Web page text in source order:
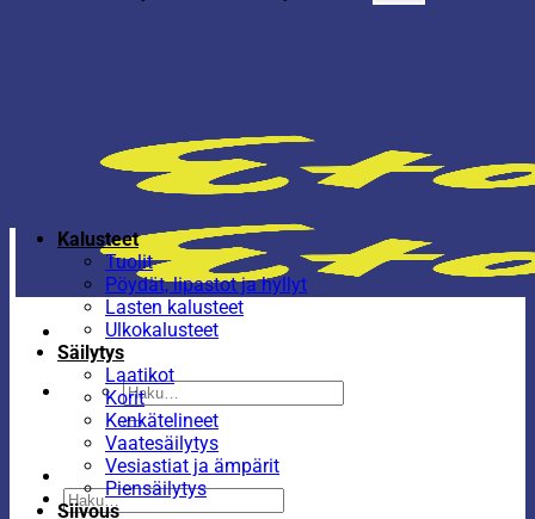
Etsi:
Etsi:
Kalusteet
Tuolit
Pöydät, lipastot ja hyllyt
Lasten kalusteet
Ulkokalusteet
Säilytys
Laatikot
Korit
Kenkätelineet
Vaatesäilytys
Vesiastiat ja ämpärit
Piensäilytys
Siivous